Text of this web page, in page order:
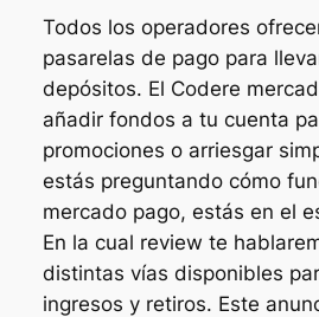
Todos los operadores
pasarelas de pago para
depósitos. El Codere
añadir fondos a tu cuenta
promociones o arriesgar
estás preguntando cómo
mercado pago, estás en el
En la cual review te
distintas vías disponibles
ingresos y retiros. Este